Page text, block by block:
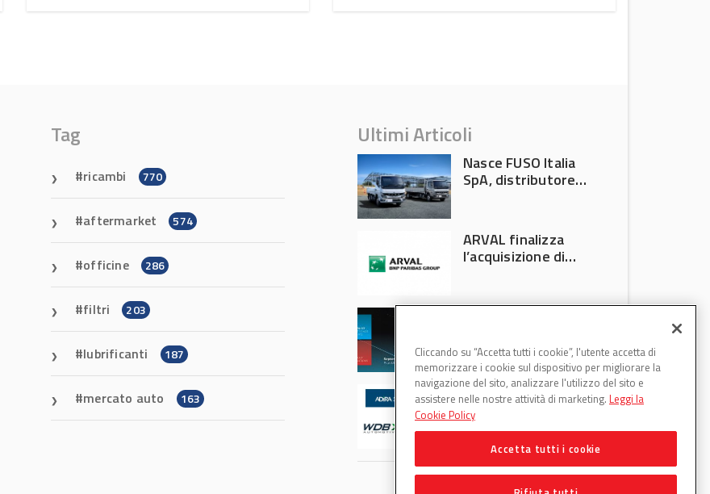
Tag
ricambi 770
aftermarket 574
officine 286
filtri 203
lubrificanti 187
mercato auto 163
Ultimi Articoli
Nasce FUSO Italia
SpA, distributore
ARVAL finalizza
l’acquisizione di
Francoforte 2026
WDB Automotive
(Axitecnica) e Di.Pa.
Sport entrano in
ADIRA
Cliccando su “Accetta tutti i cookie”, l'utente accetta di
memorizzare i cookie sul dispositivo per migliorare la
navigazione del sito, analizzare l'utilizzo del sito e
assistere nelle nostre attività di marketing. Leggi la
Cookie Policy
Accetta tutti i cookie